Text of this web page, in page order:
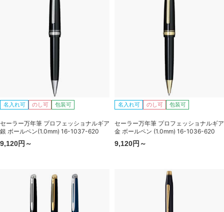
名入れ可 のし可 包装可
セーラー万年筆 プロフェッショナルギア
銀 ボールペン(1.0mm) 16-1037-620
9,120円～
名入れ可 のし可 包装可
セーラー万年筆 プロフェッショナルギア
金 ボールペン (1.0mm) 16-1036-620
9,120円～